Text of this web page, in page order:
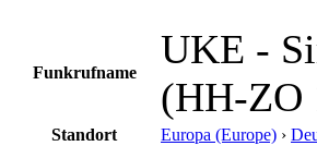
Funkrufname
UKE -
(HH-ZO
Standort Europa (Europe) ›